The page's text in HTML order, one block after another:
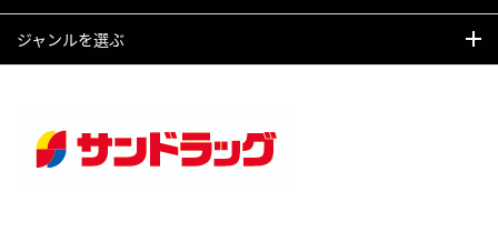
ジャンルを選ぶ